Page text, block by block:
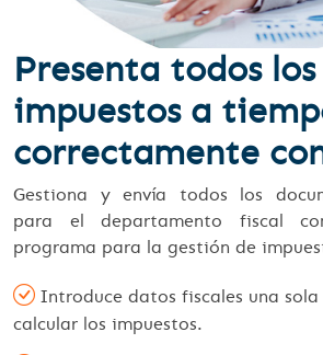
Presenta todos los
impuestos a
correctamente
Gestiona y envía todos los
para el departamento fiscal
programa para la gestión de
Introduce datos fiscales una
calcular los impuestos.